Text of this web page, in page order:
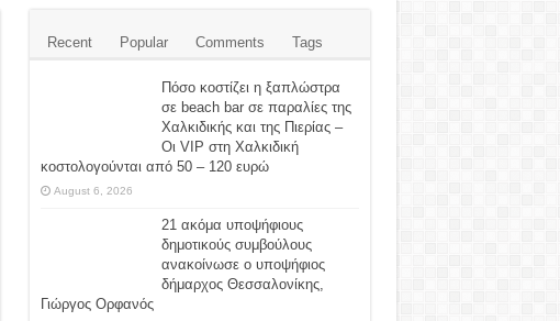
Recent Popular Comments Tags
Πόσο κοστίζει η ξαπλώστρα
σε beach bar σε παραλίες της
Χαλκιδικής και της Πιερίας –
Οι VIP στη Χαλκιδική
κοστολογούνται από 50 – 120 ευρώ
August 6, 2026
21 ακόμα υποψήφιους
δημοτικούς συμβούλους
ανακοίνωσε ο υποψήφιος
δήμαρχος Θεσσαλονίκης,
Γιώργος Ορφανός